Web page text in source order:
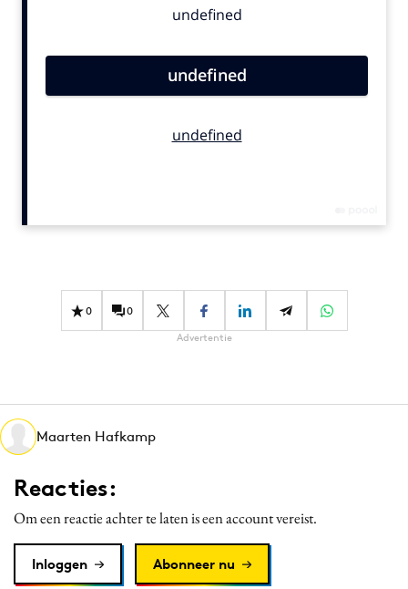
Contentmarketing
Effectiviteit
Gedragsverandering
Martech
Media
Merkstrategie
PR
Programmatic
Reputatie & crisis
0 0
Advertentie
Maarten Hafkamp
Reacties:
Om een reactie achter te laten is een account vereist.
Inloggen Abonneer nu